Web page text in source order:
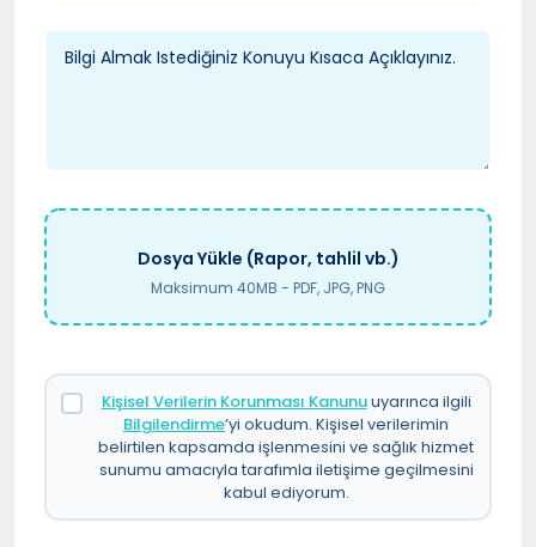
Dosya Yükle (Rapor, tahlil vb.)
Maksimum 40MB - PDF, JPG, PNG
Kişisel Verilerin Korunması Kanunuuyarınca ilgili
Bilgilendirme’yi okudum. Kişisel verilerimin
belirtilen kapsamda işlenmesini ve sağlık hizmet
sunumu amacıyla tarafımla iletişime geçilmesini
kabul ediyorum.